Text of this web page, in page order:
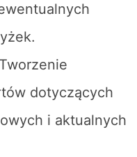
dotyczących
i aktualnych